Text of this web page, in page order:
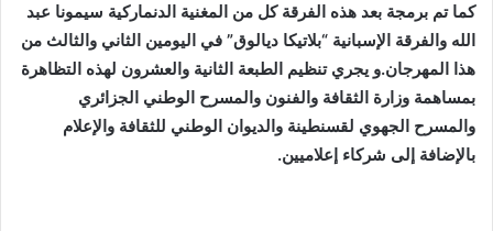
كما تم برمجة بعد هذه الفرقة كل من المغنية الدنماركية سيمونا عبد
الله والفرقة الإسبانية “بلاتيكا ديالوق” في اليومين الثاني والثالث من
هذا المهرجان.و يجري تنظيم الطبعة الثانية والعشرون لهذه التظاهرة
بمساهمة وزارة الثقافة والفنون والمسرح الوطني الجزائري
والمسرح الجهوي لقسنطينة والديوان الوطني للثقافة والإعلام
بالإضافة إلى شركاء إعلاميين.